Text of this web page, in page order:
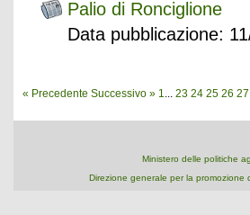
Palio di Ronciglione
Data pubblicazione:
« Precedente Successivo » 1... 23 24 25 26 27
Ministero delle politiche
Direzione generale per la